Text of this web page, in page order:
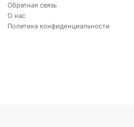
Обратная связь
О нас
Политика конфиденциальности